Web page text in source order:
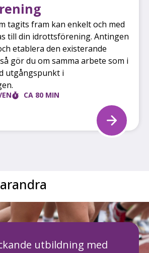
tagits fram kan enkelt och med
till din idrottsförening. Antingen
etablera den existerande
gör du om samma arbete som i
utgångspunkt i
CA 80 MIN
utbildning med